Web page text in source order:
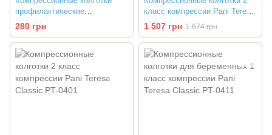
профилактические
облегченной компрессии Pani
Teresa Soft PT-0481
280 грн
класс компрессии Pani Teresa
Premium PT-0461
1 507 грн 1 674 грн